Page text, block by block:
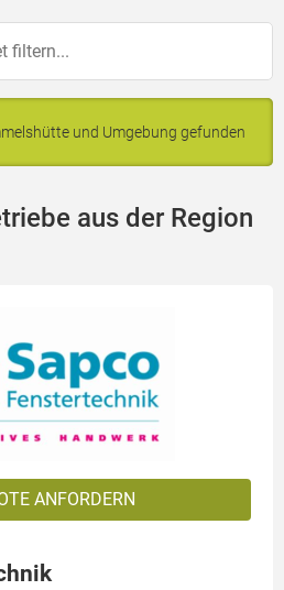
und Umgebung gefunden
aus der Region
ANFORDERN